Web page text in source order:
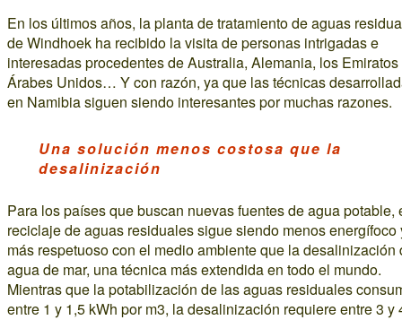
En los últimos años, la planta de tratamiento de aguas
de Windhoek ha recibido la visita de personas intrigadas e
interesadas procedentes de Australia, Alemania, los Emiratos
Árabes Unidos… Y con razón, ya que las técnicas
en Namibia siguen siendo interesantes por muchas razones.
Una solución menos costosa que la
desalinización
Para los países que buscan nuevas fuentes de agua potable,
reciclaje de aguas residuales sigue siendo menos energífoco
más respetuoso con el medio ambiente que la desalinización
agua de mar, una técnica más extendida en todo el mundo.
Mientras que la potabilización de las aguas residuales
entre 1 y 1,5 kWh por m3, la desalinización requiere entre 3 y